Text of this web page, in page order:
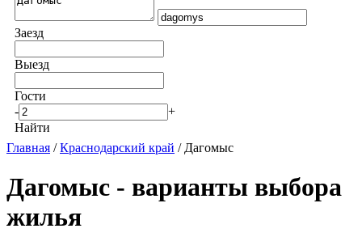
Заезд
Выезд
Гости
-
+
Найти
Главная /Краснодарский край / Дагомыс
Дагомыс - варианты выбора
жилья